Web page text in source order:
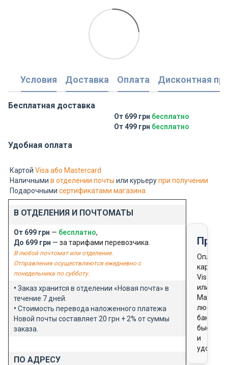
Условия Доставка Оплата Дисконтная
Бесплатная доставка
От 699 грн бесплатно
От 499 грн бесплатно
Удобная оплата
Картой Visa або Mastercard
Наличными в отделении почты или курьерупри получении
Подарочными сертификатами магазина
В ОТДЕЛЕНИЯ И ПОЧТОМАТЫ
От 699 грн — бесплатно,
До 699 грн — за тарифами перевозчика.
В любой почтомат или отделение.
Отправления осуществляются ежедневно с
понедельника по субботу.
• Заказ хранится в отделении «Новая почта» в
течение 7 дней.
• Стоимость перевода наложенного платежа
Новой почты составляет 20 грн + 2% от суммы
заказа.
ПО АДРЕСУ
Оплата
картой
Visa
или
любого
банка
быстро
и
удобно